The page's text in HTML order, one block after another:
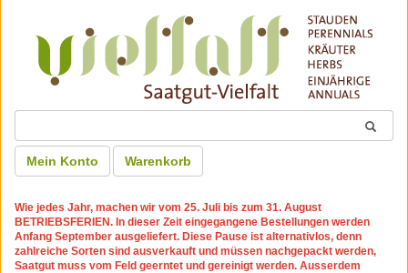
Mein Konto Warenkorb
Wie jedes Jahr, machen wir vom 25. Juli bis zum 31. August
BETRIEBSFERIEN. In dieser Zeit eingegangene Bestellungen werden
Anfang September ausgeliefert. Diese Pause ist alternativlos, denn
zahlreiche Sorten sind ausverkauft und müssen nachgepackt werden,
Saatgut muss vom Feld geerntet und gereinigt werden. Ausserdem